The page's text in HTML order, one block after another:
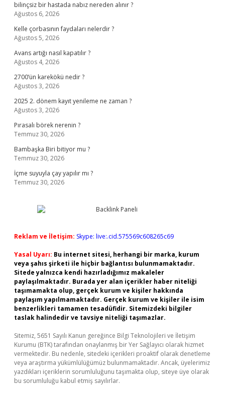
bilinçsiz bir hastada nabız nereden alınır ?
Ağustos 6, 2026
Kelle çorbasının faydaları nelerdir ?
Ağustos 5, 2026
Avans artığı nasıl kapatılır ?
Ağustos 4, 2026
2700’ün karekökü nedir ?
Ağustos 3, 2026
2025 2. dönem kayıt yenileme ne zaman ?
Ağustos 3, 2026
Pırasalı börek nerenin ?
Temmuz 30, 2026
Bambaşka Biri bitiyor mu ?
Temmuz 30, 2026
İçme suyuyla çay yapılır mı ?
Temmuz 30, 2026
Reklam ve İletişim: Skype: live:.cid.575569c608265c69
Yasal Uyarı: Bu internet sitesi, herhangi bir marka, kurum
veya şahıs şirketi ile hiçbir bağlantısı bulunmamaktadır.
Sitede yalnızca kendi hazırladığımız makaleler
paylaşılmaktadır. Burada yer alan içerikler haber niteliği
taşımamakta olup, gerçek kurum ve kişiler hakkında
paylaşım yapılmamaktadır. Gerçek kurum ve kişiler ile isim
benzerlikleri tamamen tesadüfidir. Sitemizdeki bilgiler
taslak halindedir ve tavsiye niteliği taşımazlar.
Sitemiz, 5651 Sayılı Kanun gereğince Bilgi Teknolojileri ve İletişim
Kurumu (BTK) tarafından onaylanmış bir Yer Sağlayıcı olarak hizmet
vermektedir. Bu nedenle, sitedeki içerikleri proaktif olarak denetleme
veya araştırma yükümlülüğümüz bulunmamaktadır. Ancak, üyelerimiz
yazdıkları içeriklerin sorumluluğunu taşımakta olup, siteye üye olarak
bu sorumluluğu kabul etmiş sayılırlar.